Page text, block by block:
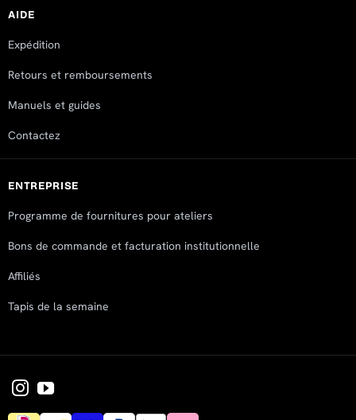
AIDE
Expédition
Retours et remboursements
Manuels et guides
Contactez
ENTREPRISE
Programme de fournitures pour ateliers
Bons de commande et facturation institutionnelle
Affiliés
Tapis de la semaine